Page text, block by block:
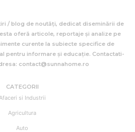
/ blog de noutăți, dedicat diseminării de
oferă articole, reportaje și analize pe
curente la subiecte specifice de
pentru informare și educație. Contactati-
contact@sunnahome.ro
CATEGORII
si Industrii
Agricultura
Auto